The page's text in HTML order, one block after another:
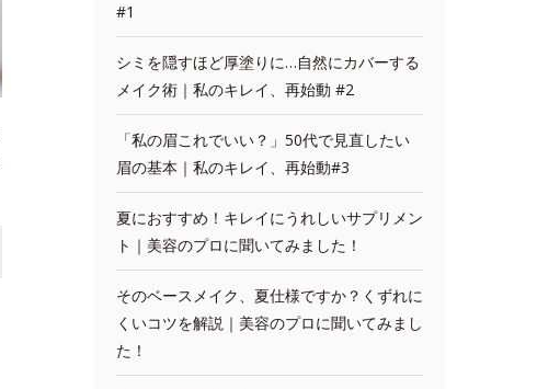
#1
シミを隠すほど厚塗りに…自然にカバーする
メイク術｜私のキレイ、再始動 #2
「私の眉これでいい？」50代で見直したい
眉の基本｜私のキレイ、再始動#3
夏におすすめ！キレイにうれしいサプリメン
ト｜美容のプロに聞いてみました！
そのベースメイク、夏仕様ですか？くずれに
くいコツを解説｜美容のプロに聞いてみまし
た！